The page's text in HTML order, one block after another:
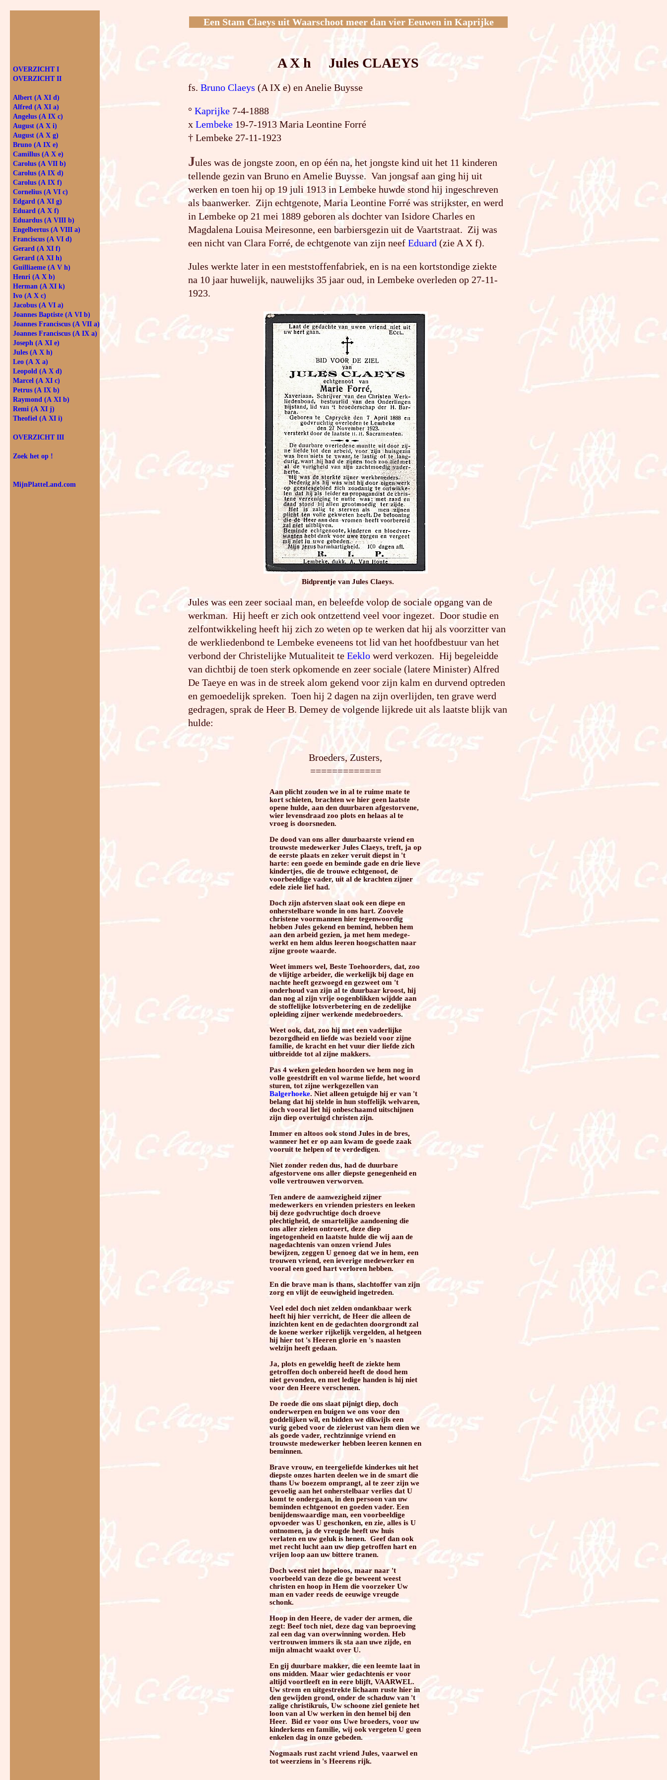
Een Stam Claeys uit Waarschoot meer dan vier Eeuwen in Kaprijke
A X h Jules CLAEYS
fs.Bruno Claeys (A IX e) en Anelie Buysse
°Kaprijke 7-4-1888
xLembeke 19-7-1913 Maria Leontine Forré
† Lembeke 27-11-1923
Jules was de jongste zoon, en op één na, het jongste kind uit het 11 kinderen
tellende gezin van Bruno en Amelie Buysse. Van jongsaf aan ging hij uit
werken en toen hij op 19 juli 1913 in Lembeke huwde stond hij ingeschreven
als baanwerker. Zijn echtgenote, Maria Leontine Forré was strijkster, en werd
in Lembeke op 21 mei 1889 geboren als dochter van Isidore Charles en
Magdalena Louisa Meiresonne, een barbiersgezin uit de Vaartstraat. Zij was
een nicht van Clara Forré, de echtgenote van zijn neefEduard (zie A X f).
Jules werkte later in een meststoffenfabriek, en is na een kortstondige ziekte
na 10 jaar huwelijk, nauwelijks 35 jaar oud, in Lembeke overleden op 27-11-
1923.
Bidprentje van Jules Claeys.
Jules was een zeer sociaal man, en beleefde volop de sociale opgang van de
werkman. Hij heeft er zich ook ontzettend veel voor ingezet. Door studie en
zelfontwikkeling heeft hij zich zo weten op te werken dat hij als voorzitter van
de werkliedenbond te Lembeke eveneens tot lid van het hoofdbestuur van het
verbond der Christelijke Mutualiteit teEeklo werd verkozen. Hij begeleidde
van dichtbij de toen sterk opkomende en zeer sociale (latere Minister) Alfred
De Taeye en was in de streek alom gekend voor zijn kalm en durvend optreden
en gemoedelijk spreken. Toen hij 2 dagen na zijn overlijden, ten grave werd
gedragen, sprak de Heer B. Demey de volgende lijkrede uit als laatste blijk van
hulde:
Broeders, Zusters,
=============
Aan plicht zouden we in al te ruime mate te
kort schieten, brachten we hier geen laatste
opene hulde, aan den duurbaren afgestorvene,
wier levensdraad zoo plots en helaas al te
vroeg is doorsneden.
De dood van ons aller duurbaarste vriend en
trouwste medewerker Jules Claeys, treft, ja op
de eerste plaats en zeker veruit diepst in 't
harte: een goede en beminde gade en drie lieve
kindertjes, die de trouwe echtgenoot, de
voorbeeldige vader, uit al de krachten zijner
edele ziele lief had.
Doch zijn afsterven slaat ook een diepe en
onherstelbare wonde in ons hart. Zoovele
christene voormannen hier tegenwoordig
hebben Jules gekend en bemind, hebben hem
aan den arbeid gezien, ja met hem medege­
werkt en hem aldus leeren hoogschatten naar
zijne groote waarde.
Weet immers wel, Beste Toehoorders, dat, zoo
de vlijtige arbeider, die werkelijk bij dage en
nachte heeft gezwoegd en gezweet om 't
onderhoud van zijn al te duurbaar kroost, hij
dan nog al zijn vrije oogenblikken wijdde aan
de stoffelijke lotsverbetering en de zedelijke
opleiding zijner werkende medebroeders.
Weet ook, dat, zoo hij met een vaderlijke
bezorgdheid en liefde was bezield voor zijne
familie, de kracht en het vuur dier liefde zich
uitbreidde tot al zijne makkers.
Pas 4 weken geleden hoorden we hem nog in
volle geestdrift en vol warme liefde, het woord
sturen, tot zijne werkgezellen van
Balgerhoeke. Niet alleen getuigde hij er van 't
belang dat hij stelde in hun stoffelijk welvaren,
doch vooral liet hij onbeschaamd uitschijnen
zijn diep overtuigd christen zijn.
Immer en altoos ook stond Jules in de bres,
wanneer het er op aan kwam de goede zaak
vooruit te helpen of te verdedigen.
Niet zonder reden dus, had de duurbare
afgestorvene ons aller diepste genegenheid en
volle vertrouwen verworven.
Ten andere de aanwezigheid zijner
medewerkers en vrienden priesters en leeken
bij deze godvruchtige doch droeve
plechtigheid, de smartelijke aandoening die
ons aller zielen ontroert, deze diep
ingetogenheid en laatste hulde die wij aan de
nagedachtenis van onzen vriend Jules
bewijzen, zeggen U genoeg dat we in hem, een
trouwen vriend, een ieverige medewerker en
vooral een goed hart verloren hebben.
En die brave man is thans, slachtoffer van zijn
zorg en vlijt de eeuwigheid ingetreden.
Veel edel doch niet zelden ondankbaar werk
heeft hij hier verricht, de Heer die alleen de
inzichten kent en de gedachten doorgrondt zal
de koene werker rijkelijk vergelden, al hetgeen
hij hier tot 's Heeren glorie en 's naasten
welzijn heeft gedaan.
Ja, plots en geweldig heeft de ziekte hem
getroffen doch onbereid heeft de dood hem
niet gevonden, en met ledige handen is hij niet
voor den Heere verschenen.
De roede die ons slaat pijnigt diep, doch
onderwerpen en buigen we ons voor den
goddelijken wil, en bidden we dikwijls een
vurig gebed voor de zielerust van hem dien we
als goede vader, rechtzinnige vriend en
trouwste medewerker hebben leeren kennen en
beminnen.
Brave vrouw, en teergeliefde kinderkes uit het
diepste onzes harten deelen we in de smart die
thans Uw boezem omprangt, al te zeer zijn we
gevoelig aan het onherstelbaar verlies dat U
komt te ondergaan, in den persoon van uw
beminden echtgenoot en goeden vader. Een
benijdenswaardige man, een voorbeeldige
opvoeder was U geschonken, en zie, alles is U
ontnomen, ja de vreugde heeft uw huis
verlaten en uw geluk is henen. Geef dan ook
met recht lucht aan uw diep getroffen hart en
vrijen loop aan uw bittere tranen.
Doch weest niet hopeloos, maar naar 't
voorbeeld van deze die ge beweent weest
christen en hoop in Hem die voorzeker Uw
man en vader reeds de eeuwige vreugde
schonk.
Hoop in den Heere, de vader der armen, die
zegt: Beef toch niet, deze dag van beproeving
zal een dag van overwinning worden. Heb
vertrouwen immers ik sta aan uwe zijde, en
mijn almacht waakt over U.
En gij duurbare makker, die een leemte laat in
ons midden. Maar wier gedachtenis er voor
altijd voortleeft en in eere blijft, VAARWEL.
Uw strem en uitgestrekte lichaam ruste hier in
den gewijden grond, onder de schaduw van 't
zalige christikruis, Uw schoone ziel geniete het
loon van al Uw werken in den hemel bij den
Heer. Bid er voor ons Uwe broeders, voor uw
kinderkens en familie, wij ook vergeten U geen
enkelen dag in onze gebeden.
Nogmaals rust zacht vriend Jules, vaarwel en
tot weerziens in 's Heerens rijk.
OVER­ZICHT I
OVER­ZICHT II
Albert (A XI d)
Alfred (A XI a)
Angelus (A IX c)
August (A X i)
August (A X g)
Bruno (A IX e)
Camillus (A X e)
Carolus (A VII b)
Carolus (A IX d)
Carolus (A IX f)
Cornelius (A VI c)
Edgard (A XI g)
Eduard (A X f)
Eduardus (A VIII b)
Engelbertus (A VIII a)
Franciscus (A VI d)
Gerard (A XI f)
Gerard (A XI h)
Guilliaeme (A V h)
Henri (A X b)
Herman (A XI k)
Ivo (A X c)
Jacobus (A VI a)
Joannes Baptiste (A VI b)
Joannes Franciscus (A VII a)
Joannes Franciscus (A IX a)
Joseph (A XI e)
Jules (A X h)
Leo (A X a)
Leopold (A X d)
Marcel (A XI c)
Petrus (A IX b)
Raymond (A XI b)
Remi (A XI j)
Theofiel (A XI i)
OVERZICHT III
Zoek het op !
MijnPlatteLand.com